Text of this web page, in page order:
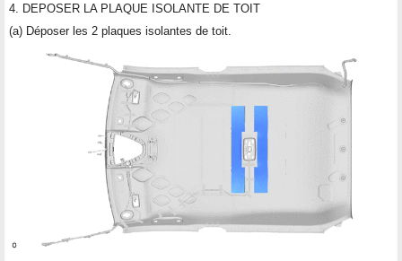
4. DEPOSER LA PLAQUE ISOLANTE DE TOIT
(a) Déposer les 2 plaques isolantes de toit.